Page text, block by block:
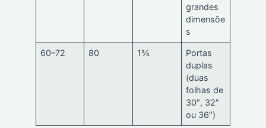
grandes
dimensõe
s
60–72 80 1¾
Portas
duplas
(duas
folhas de
30″, 32″
ou 36″)